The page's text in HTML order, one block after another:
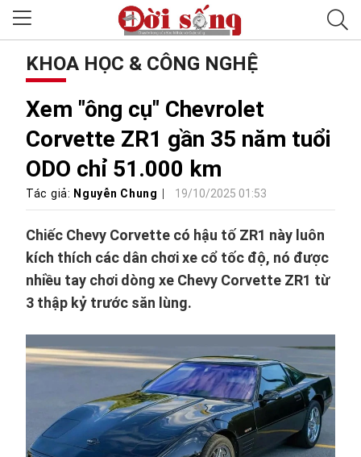
KHOA HỌC & CÔNG NGHỆ
Xem "ông cụ" Chevrolet
Corvette ZR1 gần 35 năm tuổi
ODO chỉ 51.000 km
Tác giả: Nguyễn Chung 19/10/2025 01:53
Chiếc Chevy Corvette có hậu tố ZR1 này luôn
kích thích các dân chơi xe cổ tốc độ, nó được
nhiều tay chơi dòng xe Chevy Corvette ZR1 từ
3 thập kỷ trước săn lùng.